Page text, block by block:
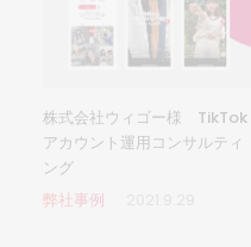
株式会社ウィゴー様 TikTok
アカウント運用コンサルティ
ング
弊社事例